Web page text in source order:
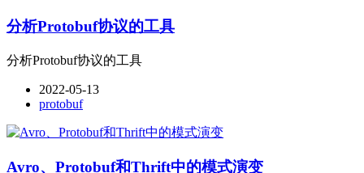
分析Protobuf协议的工具
分析Protobuf协议的工具
2022-05-13
protobuf
Avro、Protobuf和Thrift中的模式演变